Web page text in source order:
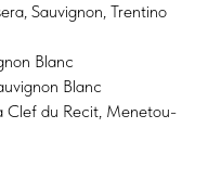
Sauvignon, Trentino
Blanc
Blanc
Clef du Recit, Menetou-